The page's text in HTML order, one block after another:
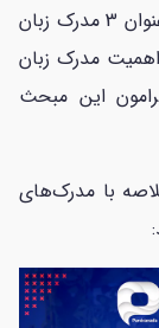
انگلیسی و آزمون TEF برای زبان فرانسوی به عنوان 3 مدرک زبان
اهمیت مدرک زبان
این مبحث
با مدرک‌های